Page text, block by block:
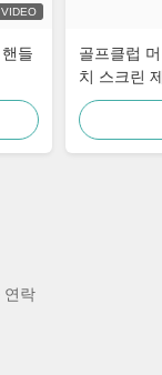
VIDEO
들
골프클럽
치 스크린
연락